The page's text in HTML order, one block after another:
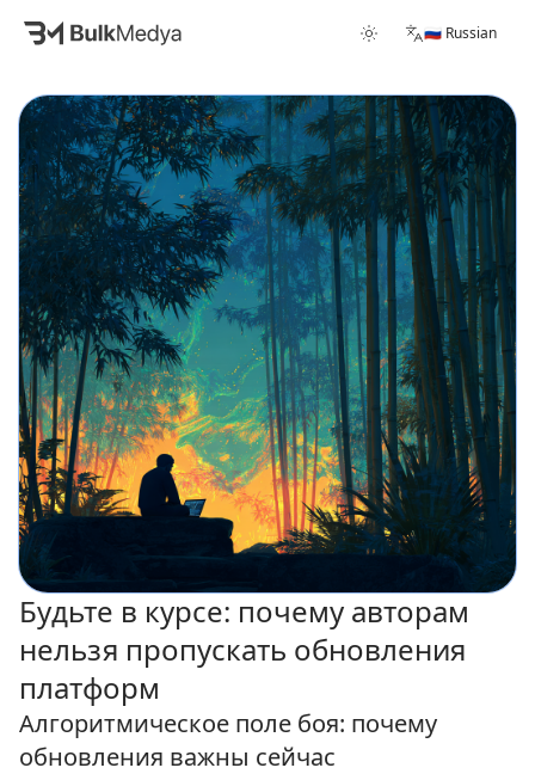
🇷🇺 Russian
Будьте в курсе: почему авторам
нельзя пропускать обновления
платформ
Алгоритмическое поле боя: почему
обновления важны сейчас